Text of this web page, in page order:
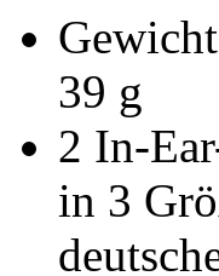
39 g
2 In-
in 3